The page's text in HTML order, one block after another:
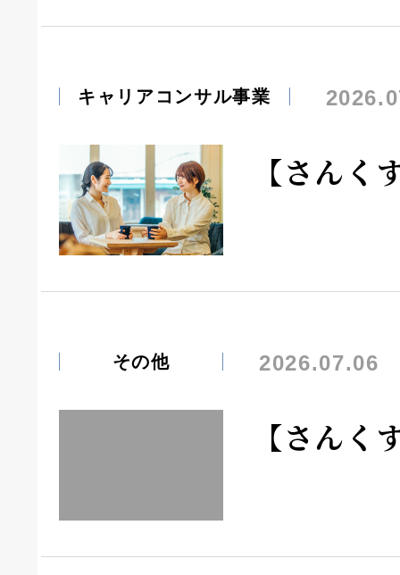
キャリアコンサル事業
【さんく
その他 2026.07.06
【さんく